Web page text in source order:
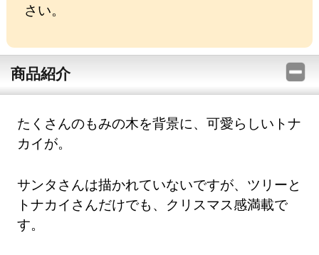
さい。
商品紹介
たくさんのもみの木を背景に、可愛らしいトナ
カイが。
サンタさんは描かれていないですが、ツリーと
トナカイさんだけでも、クリスマス感満載で
す。